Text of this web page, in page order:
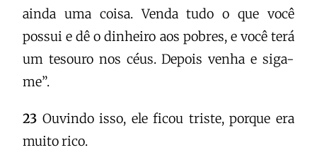
ainda uma coisa. Venda tudo o que você
possui e dê o dinheiro aos pobres, e você terá
um tesouro nos céus. Depois venha e siga-
me”.
23 Ouvindo isso, ele ficou triste, porque era
muito rico.